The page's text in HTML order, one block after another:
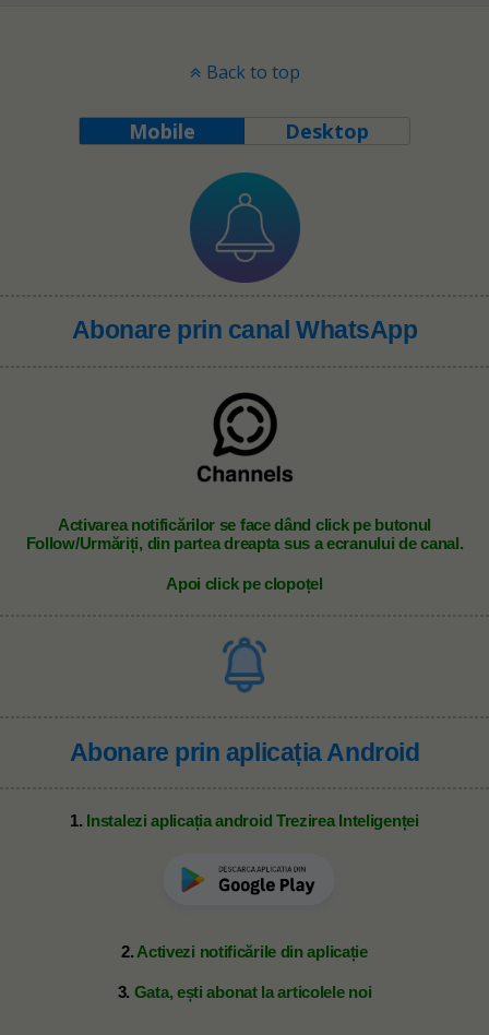
Back to top
Mobile Desktop
Abonare prin canal WhatsApp
Activarea notificărilor se face dând click pe butonul
Follow/Urmăriți, din partea dreapta sus a ecranului de canal.
Apoi click pe clopoțel
Abonare prin aplicația Android
1. Instalezi aplicația android Trezirea Inteligenței
2. Activezi notificările din aplicație
3. Gata, ești abonat la articolele noi